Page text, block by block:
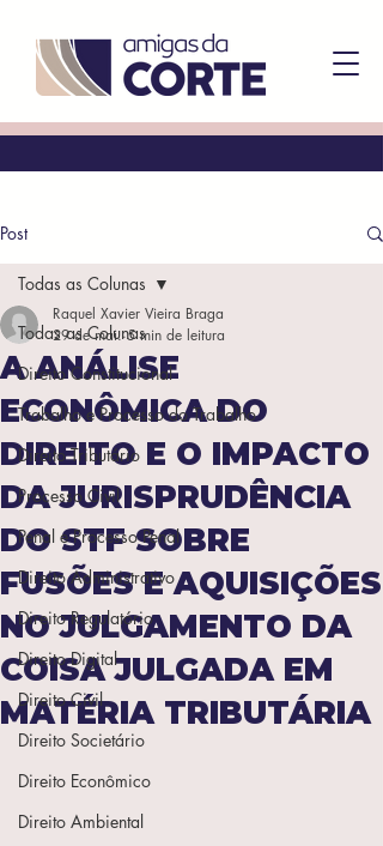
Post
Todas as Colunas
Direito Constitucional
Trabalho e Processo do Trabalho
Direito Tributário
Processo Civil
Penal e Processo Penal
Direito Administrativo
Direito Regulatório
Direito Digital
Direito Civil
Direito Societário
Direito Econômico
Direito Ambiental
Todas as Colunas
A ANÁLISE
ECONÔMICA DO
DIREITO E O IMPACTO
DA JURISPRUDÊNCIA
DO STF SOBRE
FUSÕES E AQUISIÇÕES
NO JULGAMENTO DA
COISA JULGADA EM
MATÉRIA TRIBUTÁRIA
Raquel Xavier Vieira Braga
29 de mai. 5 min de leitura